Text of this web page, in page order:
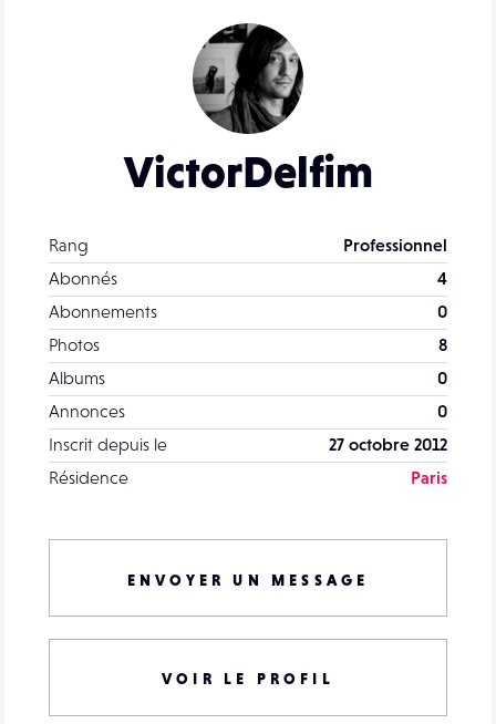
VictorDelfim
Rang
Professionnel
Abonnés
4
Abonnements
0
Photos
8
Albums
0
Annonces
0
Inscrit depuis le
27 octobre 2012
Résidence
Paris
ENVOYER UN MESSAGE
VOIR LE PROFIL